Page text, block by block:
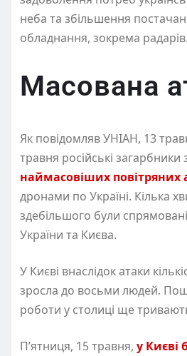
неба та збільшення
обладнання, зокрема радарів.
Масована
Як повідомляв УНІАН, 13
травня російські загарбники
наймасовіших повітряних
дронами по Україні. Кілька
здебільшого були
України та Києва.
У Києві внаслідок атаки
зросла до восьми людей.
роботи у столиці ще
П’ятниця, 15 травня, у Києві